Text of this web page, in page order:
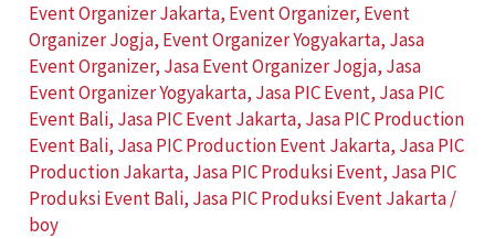
Event Organizer Jakarta, Event Organizer, Event
Organizer Jogja, Event Organizer Yogyakarta, Jasa
Event Organizer, Jasa Event Organizer Jogja, Jasa
Event Organizer Yogyakarta, Jasa PIC Event, Jasa PIC
Event Bali, Jasa PIC Event Jakarta, Jasa PIC Production
Event Bali, Jasa PIC Production Event Jakarta, Jasa PIC
Production Jakarta, Jasa PIC Produksi Event, Jasa PIC
Produksi Event Bali, Jasa PIC Produksi Event Jakarta/
boy